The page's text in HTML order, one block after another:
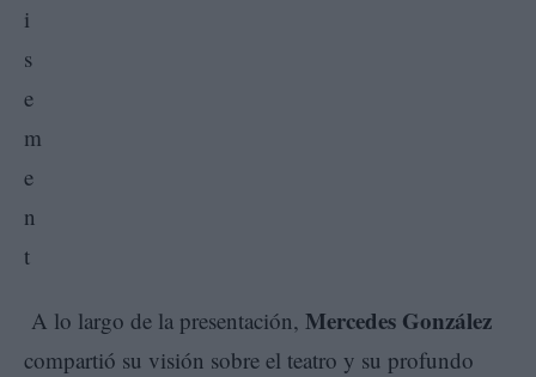
A lo largo de la presentación, Mercedes González
compartió su visión sobre el teatro y su profundo